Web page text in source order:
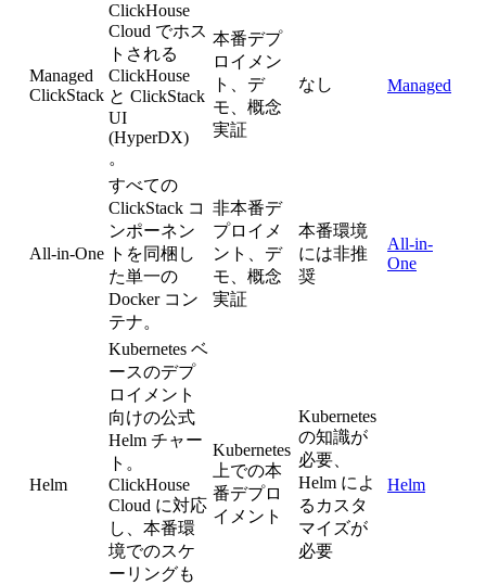
Managed
ClickStack
ClickHouse
Cloud でホス
トされる
ClickHouse
と ClickStack
UI
(HyperDX)
。
本番デプ
ロイメン
ト、デ
モ、概念
実証
なし Managed
All-in-One
すべての
ClickStack コ
ンポーネン
トを同梱し
た単一の
Docker コン
テナ。
非本番デ
プロイメ
ント、デ
モ、概念
実証
本番環境
には非推
奨
All-in-
One
Helm
Kubernetes ベ
ースのデプ
ロイメント
向けの公式
Helm チャー
ト。
ClickHouse
Cloud に対応
し、本番環
境でのスケ
ーリングも
Kubernetes
上での本
番デプロ
イメント
Kubernetes
の知識が
必要、
Helm によ
るカスタ
マイズが
必要
Helm